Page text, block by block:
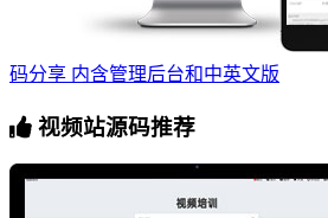
码分享 内含管理后台和中英文版
视频站源码推荐